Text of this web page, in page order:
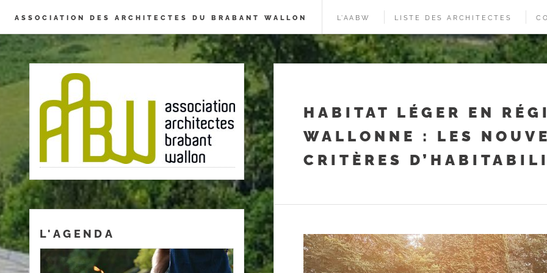
ASSOCIATION DES ARCHITECTES DU BRABANT WALLON L’AABW LISTE DES ARCHITECTES
HABITAT LÉGER EN
WALLONNE : LES
CRITÈRES
L'AGENDA